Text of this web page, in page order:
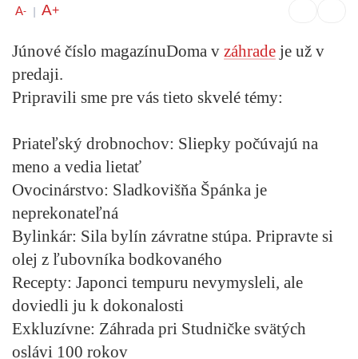
A- | A+
Júnové číslo magazínuDoma v záhrade je už v
predaji.
Pripravili sme pre vás tieto skvelé témy:
Priateľský drobnochov: Sliepky počúvajú na
meno a vedia lietať
Ovocinárstvo: Sladkovišňa Špánka je
neprekonateľná
Bylinkár: Sila bylín závratne stúpa. Pripravte si
olej z ľubovníka bodkovaného
Recepty: Japonci tempuru nevymysleli, ale
doviedli ju k dokonalosti
Exkluzívne: Záhrada pri Studničke svätých
oslávi 100 rokov